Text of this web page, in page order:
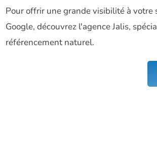
Pour offrir une grande visibilité à votre
Google, découvrez l'agence Jalis,
référencement naturel.